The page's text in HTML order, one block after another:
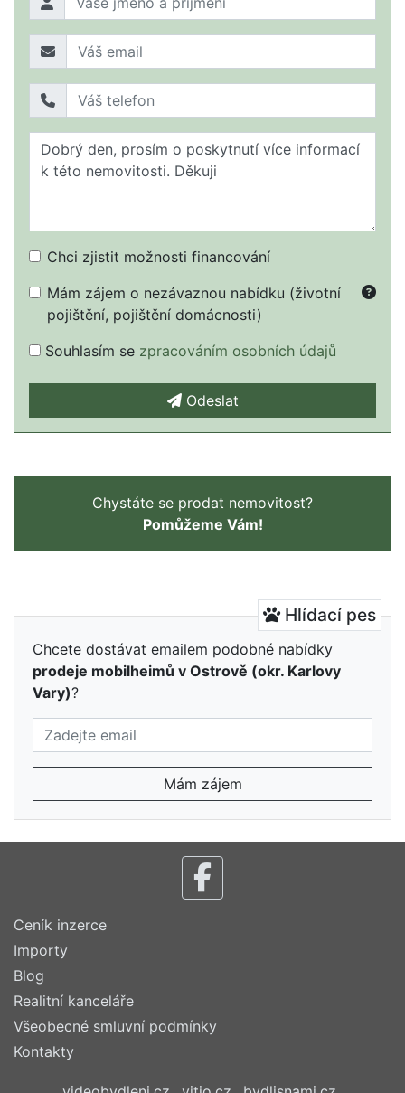
Chci zjistit možnosti financování
Mám zájem o nezávaznou nabídku (životní
pojištění, pojištění domácnosti)
Souhlasím se zpracováním osobních údajů
Odeslat
Chystáte se prodat nemovitost?
Pomůžeme Vám!
Hlídací pes
Chcete dostávat emailem podobné nabídky
prodeje mobilheimů v Ostrově (okr. Karlovy
Vary)?
Mám zájem
Ceník inzerce
Importy
Blog
Realitní kanceláře
Všeobecné smluvní podmínky
Kontakty